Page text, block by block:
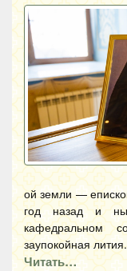
ой земли —
год назад и
кафедральном
заупокойная лития.
Читать…